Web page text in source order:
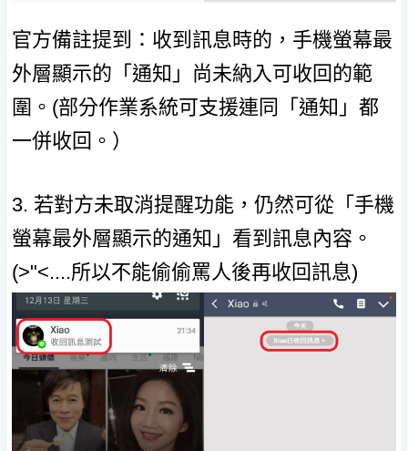
官方備註提到：收到訊息時的，手機螢幕最
外層顯示的「通知」尚未納入可收回的範
圍。(部分作業系統可支援連同「通知」都
一併收回。）
3. 若對方未取消提醒功能，仍然可從「手機
螢幕最外層顯示的通知」看到訊息內容。
(>"<....所以不能偷偷罵人後再收回訊息)